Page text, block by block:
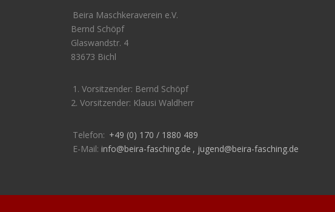
Beira Maschkeraverein e.V.
Bernd Schöpf
Glaswandstr. 4
83673 Bichl
1. Vorsitzender: Bernd Schöpf
2. Vorsitzender: Klausi Waldherr
Telefon: +49 (0) 170 / 1880 489
E-Mail: info@beira-fasching.de , jugend@beira-fasching.de